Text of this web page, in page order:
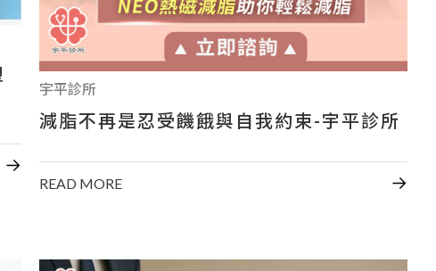
+886-7-334-2608
高雄市前鎮區中山二路46號
宇平診所
減脂不再是忍受饑餓與自我約束-宇平診所
READ MORE